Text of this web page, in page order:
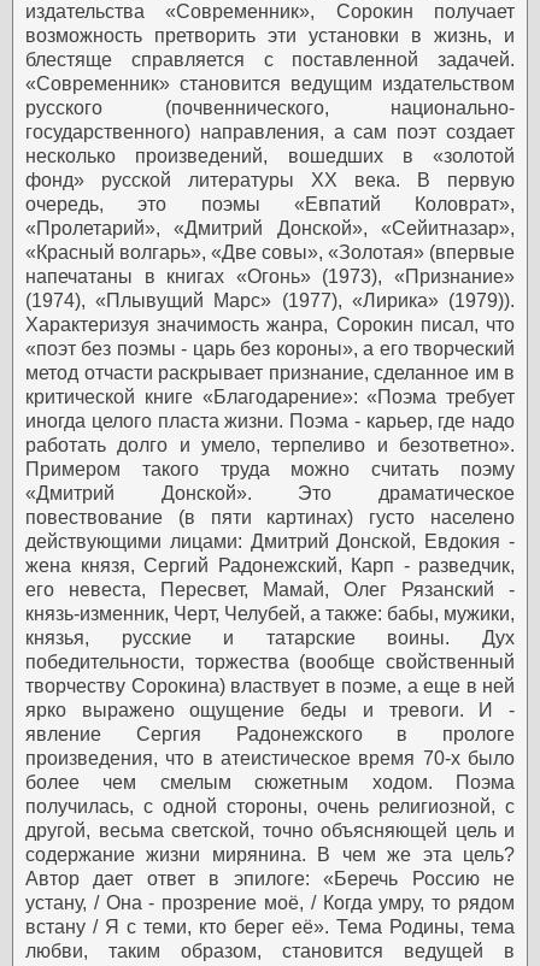
издательства «Современник», Сорокин получает
возможность претворить эти установки в жизнь, и
блестяще справляется с поставленной задачей.
«Современник» становится ведущим издательством
русского (почвеннического, национально-
государственного) направления, а сам поэт создает
несколько произведений, вошедших в «золотой
фонд» русской литературы ХХ века. В первую
очередь, это поэмы «Евпатий Коловрат»,
«Пролетарий», «Дмитрий Донской», «Сейитназар»,
«Красный волгарь», «Две совы», «Золотая» (впервые
напечатаны в книгах «Огонь» (1973), «Признание»
(1974), «Плывущий Марс» (1977), «Лирика» (1979)).
Характеризуя значимость жанра, Сорокин писал, что
«поэт без поэмы - царь без короны», а его творческий
метод отчасти раскрывает признание, сделанное им в
критической книге «Благодарение»: «Поэма требует
иногда целого пласта жизни. Поэма - карьер, где надо
работать долго и умело, терпеливо и безответно».
Примером такого труда можно считать поэму
«Дмитрий Донской». Это драматическое
повествование (в пяти картинах) густо населено
действующими лицами: Дмитрий Донской, Евдокия -
жена князя, Сергий Радонежский, Карп - разведчик,
его невеста, Пересвет, Мамай, Олег Рязанский -
князь-изменник, Черт, Челубей, а также: бабы, мужики,
князья, русские и татарские воины. Дух
победительности, торжества (вообще свойственный
творчеству Сорокина) властвует в поэме, а еще в ней
ярко выражено ощущение беды и тревоги. И -
явление Сергия Радонежского в прологе
произведения, что в атеистическое время 70-х было
более чем смелым сюжетным ходом. Поэма
получилась, с одной стороны, очень религиозной, с
другой, весьма светской, точно объясняющей цель и
содержание жизни мирянина. В чем же эта цель?
Автор дает ответ в эпилоге: «Беречь Россию не
устану, / Она - прозрение моё, / Когда умру, то рядом
встану / Я с теми, кто берег её». Тема Родины, тема
любви, таким образом, становится ведущей в